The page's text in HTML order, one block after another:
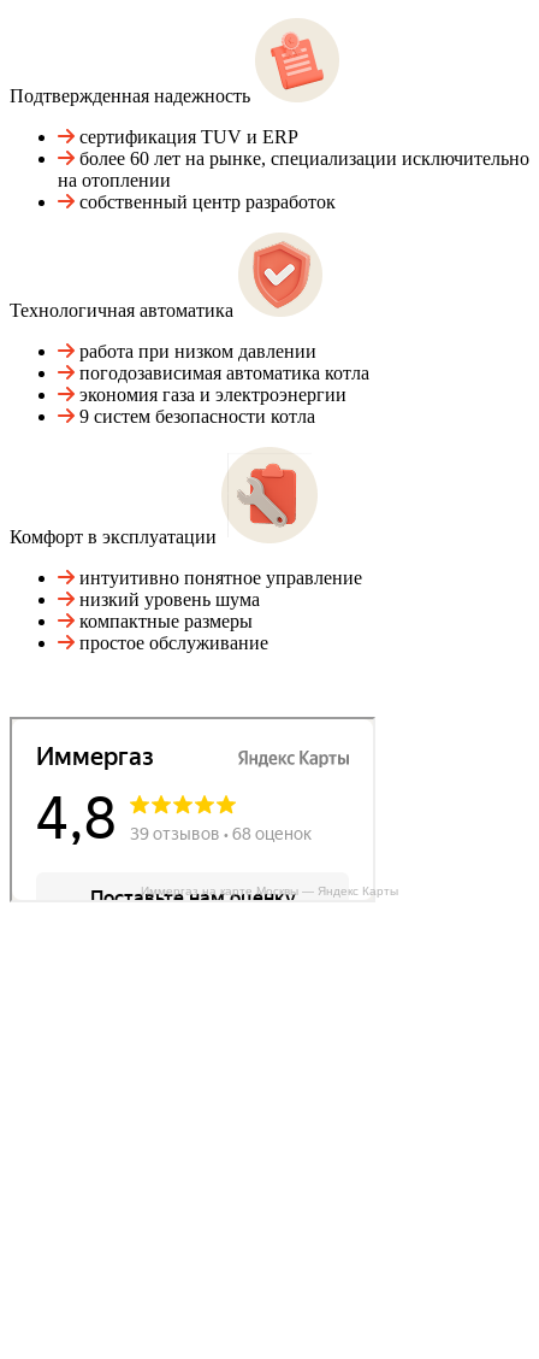
Подтвержденная надежность
сертификация TUV и ERP
более 60 лет на рынке, специализации исключительно
на отоплении
собственный центр разработок
Технологичная автоматика
работа при низком давлении
погодозависимая автоматика котла
экономия газа и электроэнергии
9 систем безопасности котла
Комфорт в эксплуатации
интуитивно понятное управление
низкий уровень шума
компактные размеры
простое обслуживание
Иммергаз на карте Москвы — Яндекс Карты